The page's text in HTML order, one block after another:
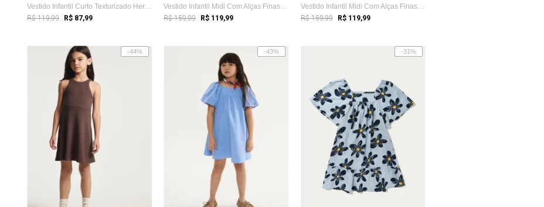
Vestido Infantil Curto Texturizado Hering
R$ 119,99 R$ 87,99
Vestido Infantil Midi Com Alças Finas Hering
R$ 159,99 R$ 119,99
Vestido Infantil Midi Com Alças Finas Hering
R$ 159,99 R$ 119,99
-44% -43% -31%